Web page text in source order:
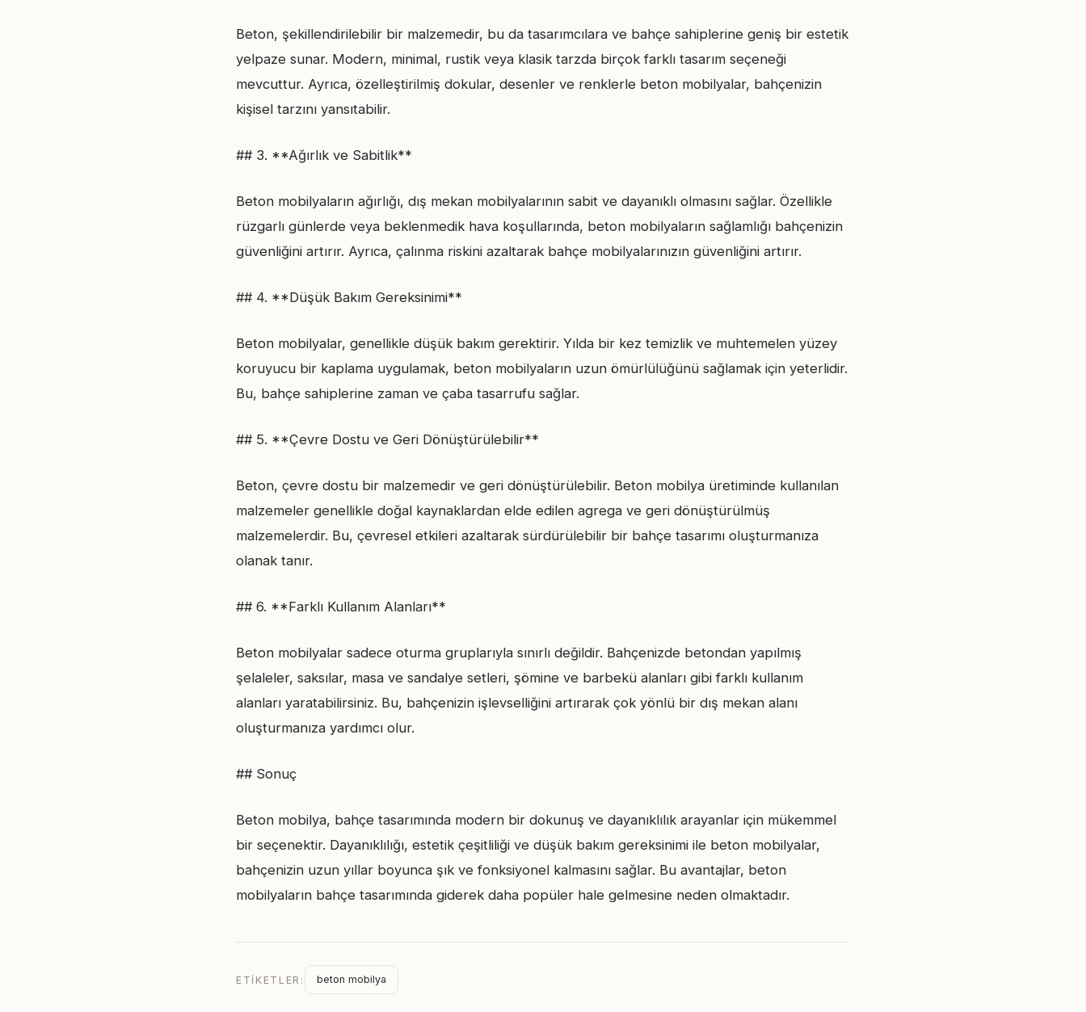
Beton, şekillendirilebilir bir malzemedir, bu da tasarımcılara ve bahçe sahiplerine geniş bir estetik
yelpaze sunar. Modern, minimal, rustik veya klasik tarzda birçok farklı tasarım seçeneği
mevcuttur. Ayrıca, özelleştirilmiş dokular, desenler ve renklerle beton mobilyalar, bahçenizin
kişisel tarzını yansıtabilir.
## 3. **Ağırlık ve Sabitlik**
Beton mobilyaların ağırlığı, dış mekan mobilyalarının sabit ve dayanıklı olmasını sağlar. Özellikle
rüzgarlı günlerde veya beklenmedik hava koşullarında, beton mobilyaların sağlamlığı bahçenizin
güvenliğini artırır. Ayrıca, çalınma riskini azaltarak bahçe mobilyalarınızın güvenliğini artırır.
## 4. **Düşük Bakım Gereksinimi**
Beton mobilyalar, genellikle düşük bakım gerektirir. Yılda bir kez temizlik ve muhtemelen yüzey
koruyucu bir kaplama uygulamak, beton mobilyaların uzun ömürlülüğünü sağlamak için yeterlidir.
Bu, bahçe sahiplerine zaman ve çaba tasarrufu sağlar.
## 5. **Çevre Dostu ve Geri Dönüştürülebilir**
Beton, çevre dostu bir malzemedir ve geri dönüştürülebilir. Beton mobilya üretiminde kullanılan
malzemeler genellikle doğal kaynaklardan elde edilen agrega ve geri dönüştürülmüş
malzemelerdir. Bu, çevresel etkileri azaltarak sürdürülebilir bir bahçe tasarımı oluşturmanıza
olanak tanır.
## 6. **Farklı Kullanım Alanları**
Beton mobilyalar sadece oturma gruplarıyla sınırlı değildir. Bahçenizde betondan yapılmış
şelaleler, saksılar, masa ve sandalye setleri, şömine ve barbekü alanları gibi farklı kullanım
alanları yaratabilirsiniz. Bu, bahçenizin işlevselliğini artırarak çok yönlü bir dış mekan alanı
oluşturmanıza yardımcı olur.
## Sonuç
Beton mobilya, bahçe tasarımında modern bir dokunuş ve dayanıklılık arayanlar için mükemmel
bir seçenektir. Dayanıklılığı, estetik çeşitliliği ve düşük bakım gereksinimi ile beton mobilyalar,
bahçenizin uzun yıllar boyunca şık ve fonksiyonel kalmasını sağlar. Bu avantajlar, beton
mobilyaların bahçe tasarımında giderek daha popüler hale gelmesine neden olmaktadır.
ETIKETLER: beton mobilya